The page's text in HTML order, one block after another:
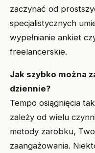
zaczynać od
specjalistycznych
wypełnianie ankiet
freelancerskie.
Jak szybko można
dziennie?
Tempo osiągnięcia
zależy od wielu
metody zarobku,
zaangażowania.